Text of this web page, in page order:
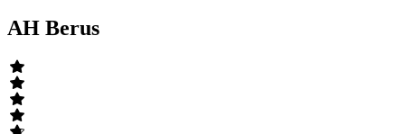
AH Berus